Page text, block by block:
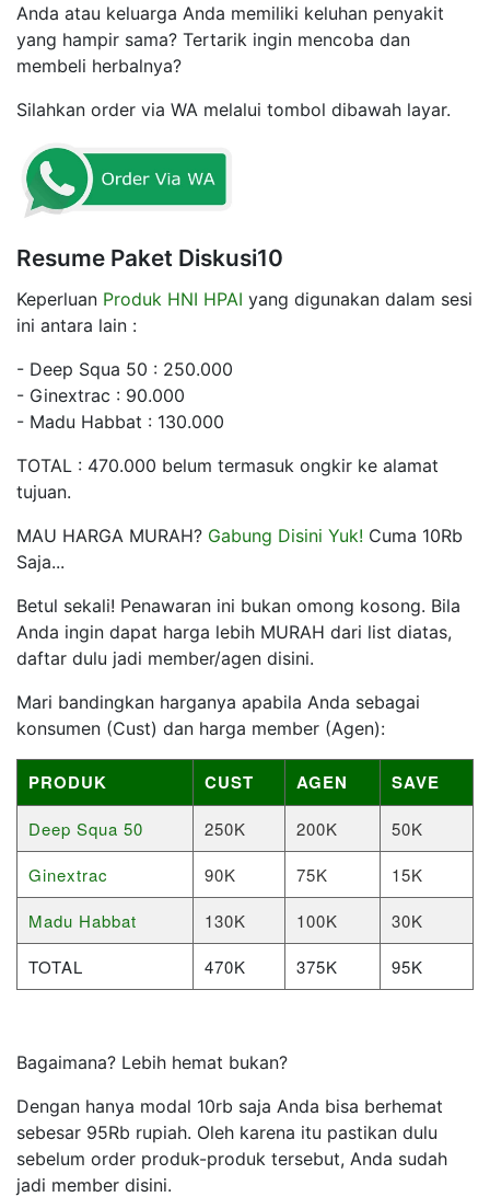
Anda atau keluarga Anda memiliki keluhan penyakit
yang hampir sama? Tertarik ingin mencoba dan
membeli herbalnya?
Silahkan order via WA melalui tombol dibawah layar.
Resume Paket Diskusi10
Keperluan Produk HNI HPAI yang digunakan dalam sesi
ini antara lain :
- Deep Squa 50 : 250.000
- Ginextrac : 90.000
- Madu Habbat : 130.000
TOTAL : 470.000 belum termasuk ongkir ke alamat
tujuan.
MAU HARGA MURAH? Gabung Disini Yuk! Cuma 10Rb
Saja...
Betul sekali! Penawaran ini bukan omong kosong. Bila
Anda ingin dapat harga lebih MURAH dari list diatas,
daftar dulu jadi member/agen disini.
Mari bandingkan harganya apabila Anda sebagai
konsumen (Cust) dan harga member (Agen):
PRODUK CUST AGEN SAVE
Deep Squa 50 250K 200K
50K
Ginextrac
90K 75K
15K
Madu Habbat
130K 100K
30K
TOTAL
470K 375K 95K
Bagaimana? Lebih hemat bukan?
Dengan hanya modal 10rb saja Anda bisa berhemat
sebesar 95Rb rupiah. Oleh karena itu pastikan dulu
sebelum order produk-produk tersebut, Anda sudah
jadi member disini.